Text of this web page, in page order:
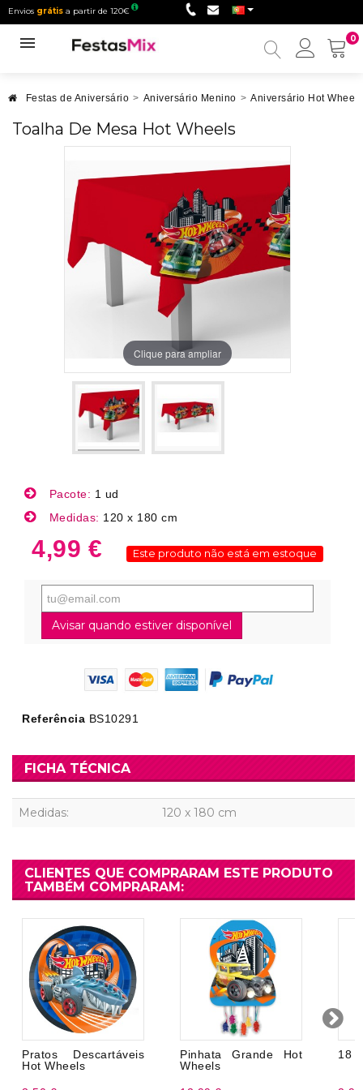
Envios grátis a partir de 120€
0
Minha
Festas de Aniversário > Aniversário Menino > Aniversário Hot Wheels
Toalha De Mesa Hot Wheels
Clique para ampliar
Pacote: 1 ud
Medidas: 120 x 180 cm
4,99 € Este produto não está em estoque
Avisar quando estiver disponível
Referência BS10291
FICHA TÉCNICA
Medidas: 120 x 180 cm
CLIENTES QUE COMPRARAM ESTE PRODUTO
TAMBÉM COMPRARAM:
Pratos Descartáveis
Hot Wheels
Pinhata Grande Hot
Wheels
18